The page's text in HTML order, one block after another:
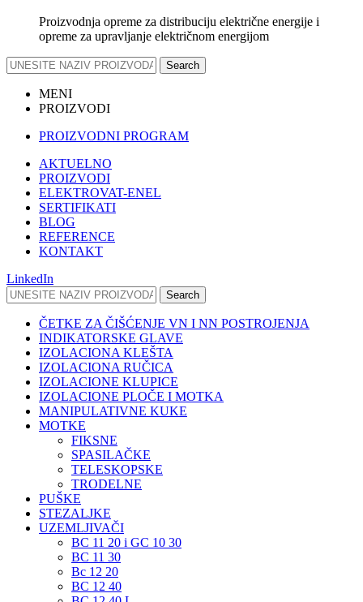
Proizvodnja opreme za distribuciju električne energije i
opreme za upravljanje električnom energijom
Search
MENI
PROIZVODI
PROIZVODNI PROGRAM
AKTUELNO
PROIZVODI
ELEKTROVAT-ENEL
SERTIFIKATI
BLOG
REFERENCE
KONTAKT
LinkedIn
Search
ČETKE ZA ČIŠĆENJE VN I NN POSTROJENJA
INDIKATORSKE GLAVE
IZOLACIONA KLEŠTA
IZOLACIONA RUČICA
IZOLACIONE KLUPICE
IZOLACIONE PLOČE I MOTKA
MANIPULATIVNE KUKE
MOTKE
FIKSNE
SPASILAČKE
TELESKOPSKE
TRODELNE
PUŠKE
STEZALJKE
UZEMLJIVAČI
BC 11 20 i GC 10 30
BC 11 30
Bc 12 20
BC 12 40